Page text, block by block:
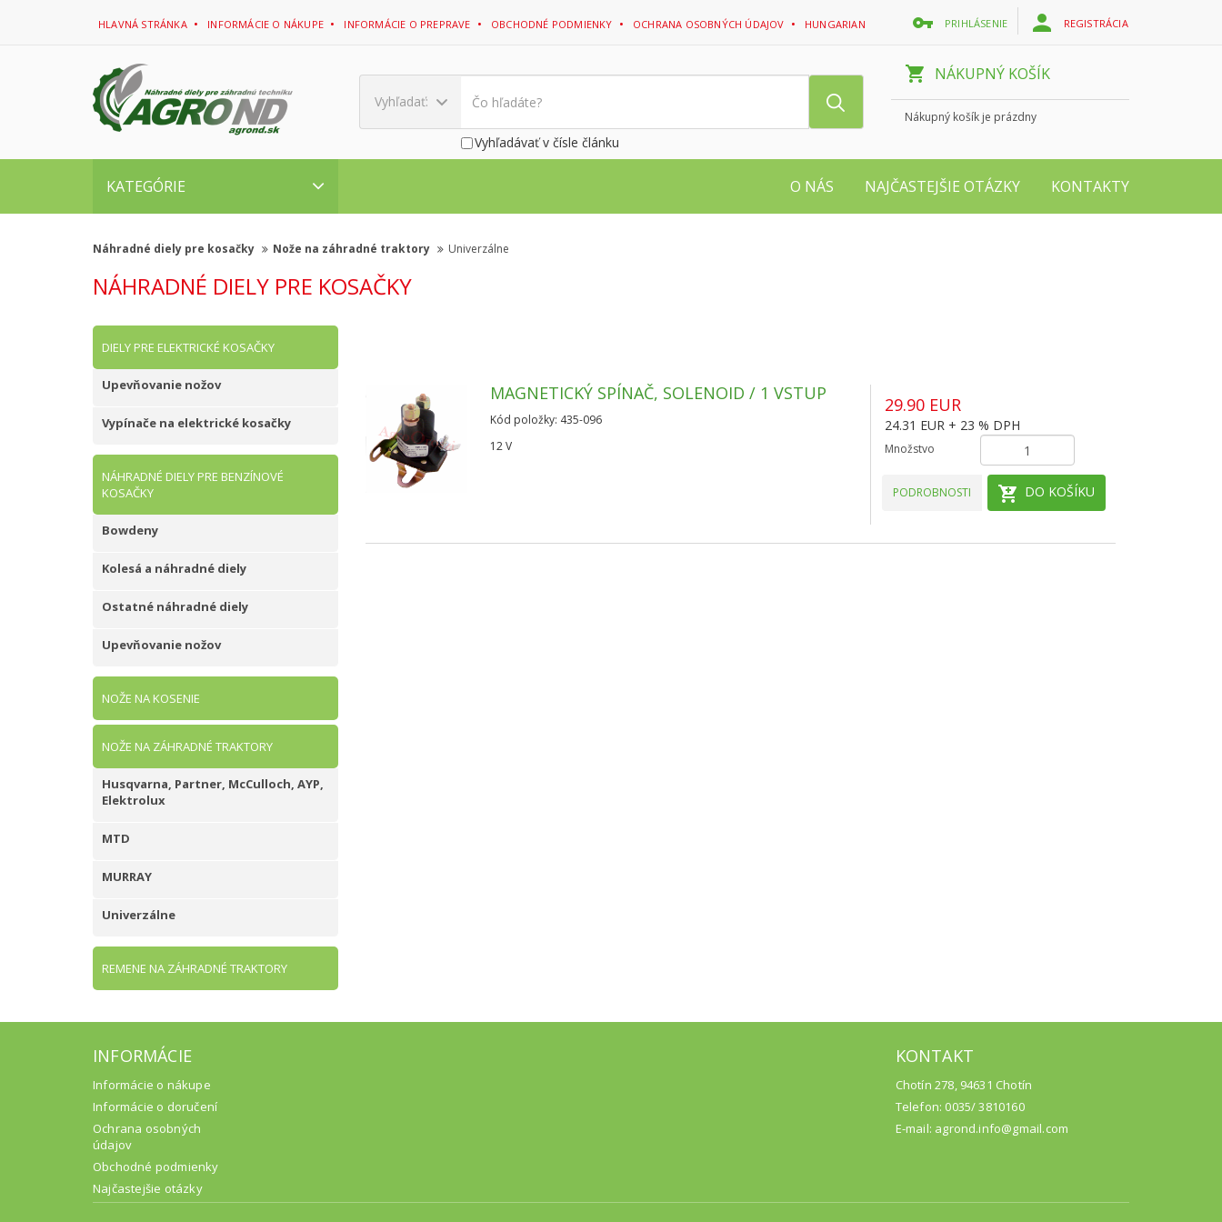
HLAVNÁ STRÁNKA INFORMÁCIE O NÁKUPE INFORMÁCIE O PREPRAVE OBCHODNÉ PODMIENKY OCHRANA OSOBNÝCH ÚDAJOV HUNGARIAN PRIHLÁSENIE REGISTRÁCIA
Vyhľadať:
Vyhľadávať v čísle článku
NÁKUPNÝ KOŠÍK
Nákupný košík je prázdny
KATEGÓRIE O NÁS NAJČASTEJŠIE OTÁZKY KONTAKTY
Náhradné diely pre kosačky Nože na záhradné traktory Univerzálne
NÁHRADNÉ DIELY PRE KOSAČKY
DIELY PRE ELEKTRICKÉ KOSAČKY
Upevňovanie nožov
Vypínače na elektrické kosačky
NÁHRADNÉ DIELY PRE BENZÍNOVÉ
KOSAČKY
Bowdeny
Kolesá a náhradné diely
Ostatné náhradné diely
Upevňovanie nožov
NOŽE NA KOSENIE
NOŽE NA ZÁHRADNÉ TRAKTORY
Husqvarna, Partner, McCulloch, AYP,
Elektrolux
MTD
MURRAY
Univerzálne
REMENE NA ZÁHRADNÉ TRAKTORY
MAGNETICKÝ SPÍNAČ, SOLENOID / 1 VSTUP
Kód položky: 435-096
12 V
29.90 EUR
24.31 EUR + 23 % DPH
Množstvo
PODROBNOSTI DO KOŠÍKU
INFORMÁCIE
Informácie o nákupe
Informácie o doručení
Ochrana osobných
údajov
Obchodné podmienky
Najčastejšie otázky
KONTAKT
Chotín 278, 94631 Chotín
Telefon: 0035/ 3810160
E-mail: agrond.info@gmail.com